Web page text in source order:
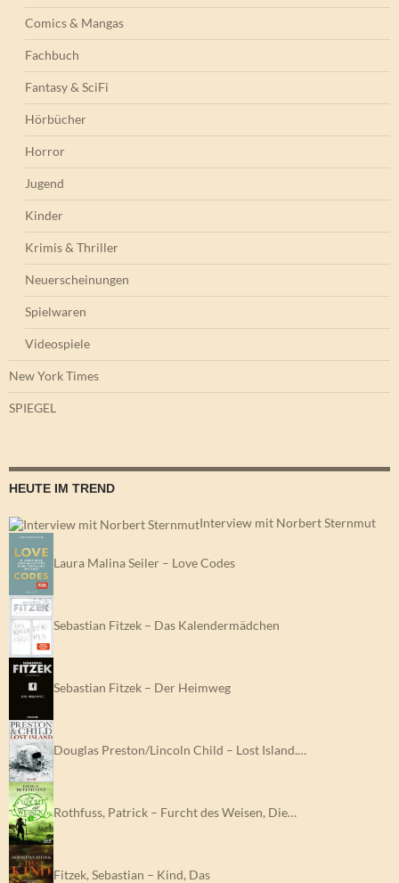
Comics & Mangas
Fachbuch
Fantasy & SciFi
Hörbücher
Horror
Jugend
Kinder
Krimis & Thriller
Neuerscheinungen
Spielwaren
Videospiele
New York Times
SPIEGEL
HEUTE IM TREND
Interview mit Norbert Sternmut
Laura Malina Seiler – Love Codes
Sebastian Fitzek – Das Kalendermädchen
Sebastian Fitzek – Der Heimweg
Douglas Preston/Lincoln Child – Lost Island.…
Rothfuss, Patrick – Furcht des Weisen, Die…
Fitzek, Sebastian – Kind, Das